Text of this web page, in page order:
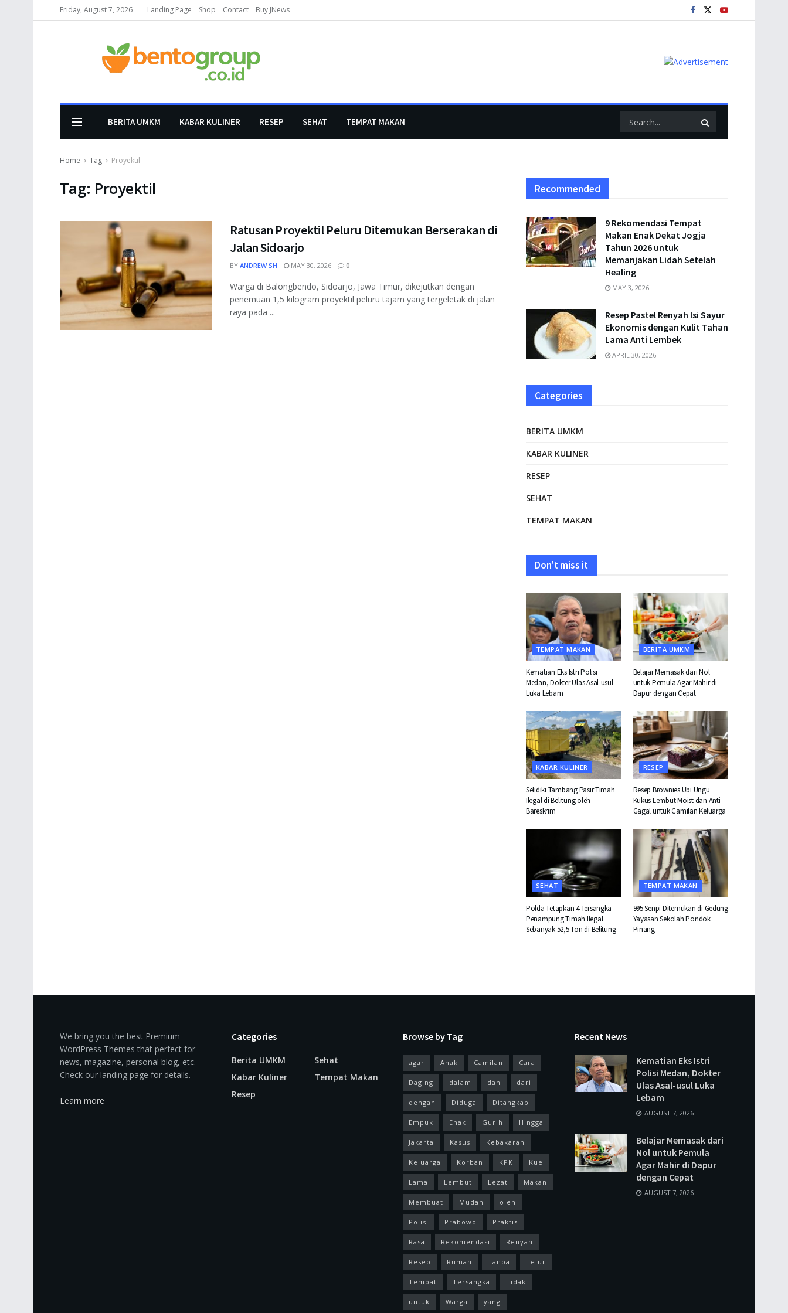
Friday, August 7, 2026 Landing Page Shop Contact Buy JNews
BERITA UMKM KABAR KULINER RESEP SEHAT TEMPAT MAKAN
Home Tag Proyektil
Tag: Proyektil
Ratusan Proyektil Peluru Ditemukan Berserakan di
Jalan Sidoarjo
BY ANDREW SH MAY 30, 2026 0
Warga di Balongbendo, Sidoarjo, Jawa Timur, dikejutkan dengan
penemuan 1,5 kilogram proyektil peluru tajam yang tergeletak di jalan
raya pada ...
Recommended
9 Rekomendasi Tempat
Makan Enak Dekat Jogja
Tahun 2026 untuk
Memanjakan Lidah Setelah
Healing
MAY 3, 2026
Resep Pastel Renyah Isi Sayur
Ekonomis dengan Kulit Tahan
Lama Anti Lembek
APRIL 30, 2026
Categories
BERITA UMKM
KABAR KULINER
RESEP
SEHAT
TEMPAT MAKAN
Don't miss it
TEMPAT MAKAN
Kematian Eks Istri Polisi
Medan, Dokter Ulas Asal-usul
Luka Lebam
BERITA UMKM
Belajar Memasak dari Nol
untuk Pemula Agar Mahir di
Dapur dengan Cepat
KABAR KULINER
Selidiki Tambang Pasir Timah
Ilegal di Belitung oleh
Bareskrim
RESEP
Resep Brownies Ubi Ungu
Kukus Lembut Moist dan Anti
Gagal untuk Camilan Keluarga
SEHAT
Polda Tetapkan 4 Tersangka
Penampung Timah Ilegal
Sebanyak 52,5 Ton di Belitung
TEMPAT MAKAN
995 Senpi Ditemukan di Gedung
Yayasan Sekolah Pondok
Pinang
We bring you the best Premium
WordPress Themes that perfect for
news, magazine, personal blog, etc.
Check our landing page for details.
Learn more
Categories
Berita UMKM
Kabar Kuliner
Resep
Sehat
Tempat Makan
Browse by Tag
agar Anak Camilan Cara
Daging dalam dan dari
dengan Diduga Ditangkap
Empuk Enak Gurih Hingga
Jakarta Kasus Kebakaran
Keluarga Korban KPK Kue
Lama Lembut Lezat Makan
Membuat Mudah oleh
Polisi Prabowo Praktis
Rasa Rekomendasi Renyah
Resep Rumah Tanpa Telur
Tempat Tersangka Tidak
untuk Warga yang
Recent News
Kematian Eks Istri
Polisi Medan, Dokter
Ulas Asal-usul Luka
Lebam
AUGUST 7, 2026
Belajar Memasak dari
Nol untuk Pemula
Agar Mahir di Dapur
dengan Cepat
AUGUST 7, 2026